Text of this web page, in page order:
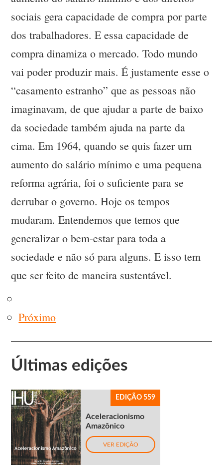
sociais gera capacidade de compra por parte
dos trabalhadores. E essa capacidade de
compra dinamiza o mercado. Todo mundo
vai poder produzir mais. É justamente esse o
“casamento estranho” que as pessoas não
imaginavam, de que ajudar a parte de baixo
da sociedade também ajuda na parte da
cima. Em 1964, quando se quis fazer um
aumento do salário mínimo e uma pequena
reforma agrária, foi o suficiente para se
derrubar o governo. Hoje os tempos
mudaram. Entendemos que temos que
generalizar o bem-estar para toda a
sociedade e não só para alguns. E isso tem
que ser feito de maneira sustentável.
Próximo
Últimas edições
EDIÇÃO 559
Aceleracionismo
Amazônico
VER EDIÇÃO